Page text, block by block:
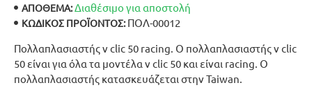
Πολλαπλασιαστής v clic 50 racing. Ο πολλαπλασιαστής v clic
50 είναι για όλα τα μοντέλα v clic 50 και είναι racing. Ο
πολλαπλασιαστής κατασκευάζεται στην Taiwan.
ΑΠΟΘΕΜΑ:Διαθέσιμο για αποστολή
ΚΩΔΙΚΌΣ ΠΡΟΪΌΝΤΟΣ: ΠΟΛ-00012